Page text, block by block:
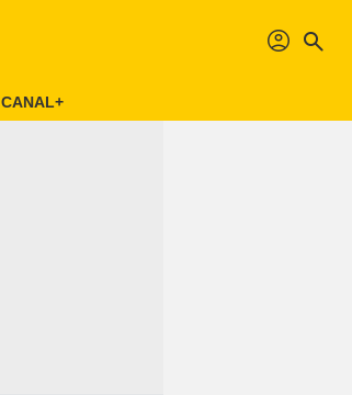
profil search
CANAL+